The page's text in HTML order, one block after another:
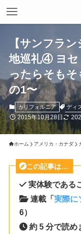
【サンフラン
地巡礼④ ヨセ
ったらそもそ
の1〜
カリフォルニア ディ
2015年10月28日
ホーム アメリカ・カナダ
この記事は…
実体験である
連載「実際に
6）
約 5 分で読め